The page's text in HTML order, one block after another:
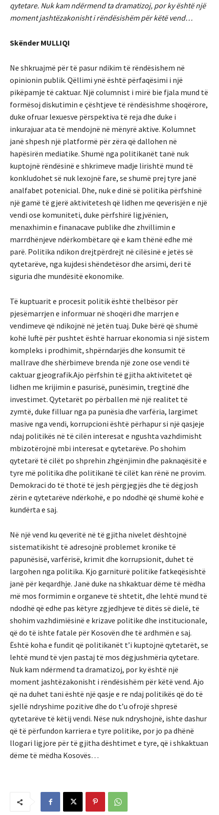
qytetare. Nuk kam ndërmend ta dramatizoj, por ky është një
moment jashtëzakonisht i rëndësishëm për këtë vend…
Skënder MULLIQI
Ne shkruajmë për të pasur ndikim të rëndësishem në
opinionin publik. Qëllimi ynë është përfaqësimi i një
pikëpamje të caktuar. Një columnist i mirë bie fjala mund të
formësoj diskutimin e çështjeve të rëndësishme shoqërore,
duke ofruar lexuesve përspektiva të reja dhe duke i
inkurajuar ata të mendojnë në mënyrë aktive. Kolumnet
janë shpesh një platformë për zëra që dallohen në
hapësirën mediatike. Shumë nga politikanët tanë nuk
kuptojnë rëndësinë e shkrimeve madje lirishtë mund të
konkludohet së nuk lexojnë fare, se shumë prej tyre janë
analfabet potenicial. Dhe, nuk e dinë së politika përfshinë
një gamë të gjerë aktivitetesh që lidhen me qeverisjën e një
vendi ose komuniteti, duke përfshirë ligjvënien,
menaxhimin e finanacave publike dhe zhvillimin e
marrdhënjeve ndërkombëtare që e kam thënë edhe më
parë. Politika ndikon drejtpërdrejt në cilësinë e jetës së
qytetarëve, nga kujdesi shëndetësor dhe arsimi, deri të
siguria dhe mundësitë ekonomike.
Të kuptuarit e procesit politik është thelbësor për
pjesëmarrjen e informuar në shoqëri dhe marrjen e
vendimeve që ndikojnë në jetën tuaj. Duke bërë që shumë
kohë luftë për pushtet është harruar ekonomia si një sistem
kompleks i prodhimit, shpërndarjës dhe konsumit të
mallrave dhe shërbimeve brenda një zone ose vendi të
caktuar gjeografik.Ajo përfshin të gjitha aktivitetet që
lidhen me krijimin e pasurisë, punësimin, tregtinë dhe
investimet. Qytetarët po përballen më një realitet të
zymtë, duke filluar nga pa punësia dhe varfëria, largimet
masive nga vendi, korrupcioni është përhapur si një qasjeje
ndaj politikës në të cilën interesat e ngushta vazhdimisht
mbizotërojnë mbi interesat e qytetarëve. Po shohim
qytetarë të cilët po shprehin zhgënjimin dhe paknaqësitë e
tyre më politika dhe politikanë të cilët kan rënë ne provim.
Demokraci do të thotë të jesh përgjegjës dhe të dëgjosh
zërin e qytetarëve ndërkohë, e po ndodhë që shumë kohë e
kundërta e saj.
Në një vend ku qeveritë në të gjitha nivelet dështojnë
sistematikisht të adresojnë problemet kronike të
papunësisë, varfërisë, krimit dhe korrupsionit, duhet të
largohen nga politika. Kjo garniturë politike fatkeqësishtë
janë për keqardhje. Janë duke na shkaktuar dëme të mëdha
më mos formimin e organeve të shtetit, dhe lehtë mund të
ndodhë që edhe pas këtyre zgjedhjeve të ditës së dielë, të
shohim vazhdimiësinë e krizave politike dhe institucionale,
që do të ishte fatale për Kosovën dhe të ardhmën e saj.
Është koha e fundit që politikanët t’i kuptojnë qytetarët, se
lehtë mund të vjen pastaj të mos dëgjushmëria qytetare.
Nuk kam ndërmend ta dramatizoj, por ky është një
moment jashtëzakonisht i rëndësishëm për këtë vend. Ajo
që na duhet tani është një qasje e re ndaj politikës që do të
sjellë ndryshime pozitive dhe do t’u ofrojë shpresë
qytetarëve të këtij vendi. Nëse nuk ndryshojnë, ishte dashur
që të përfundon karriera e tyre politike, por jo pa dhënë
llogari ligjore për të gjitha dështimet e tyre, që i shkaktuan
dëme të mëdha Kosovës…